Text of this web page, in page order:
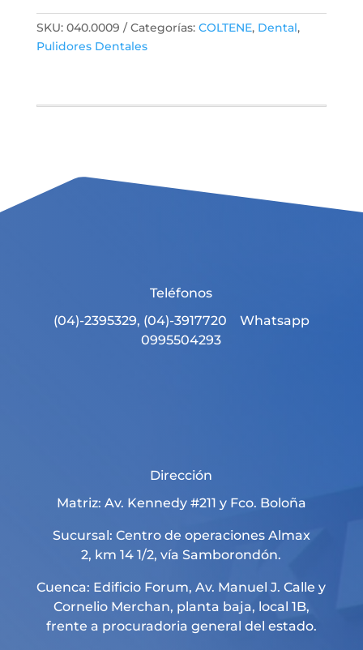
SKU: 040.0009 Categorías: COLTENE, Dental,
Pulidores Dentales
Teléfonos
(04)-2395329, (04)-3917720 Whatsapp
0995504293
Dirección
Matriz: Av. Kennedy #211 y Fco. Boloña
Sucursal: Centro de operaciones Almax
2, km 14 1/2, vía Samborondón.
Cuenca: Edificio Forum, Av. Manuel J. Calle y
Cornelio Merchan, planta baja, local 1B,
frente a procuradoria general del estado.